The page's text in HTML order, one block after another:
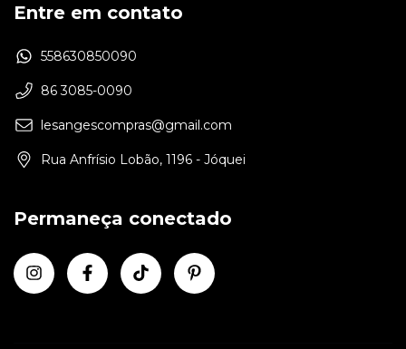
Entre em contato
558630850090
86 3085-0090
lesangescompras@gmail.com
Rua Anfrísio Lobão, 1196 - Jóquei
Permaneça conectado